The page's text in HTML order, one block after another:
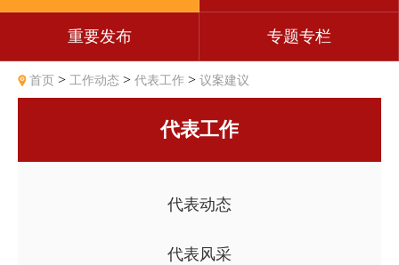
重要发布 专题专栏
首页 > 工作动态 > 代表工作 > 议案建议
代表工作
代表动态
代表风采